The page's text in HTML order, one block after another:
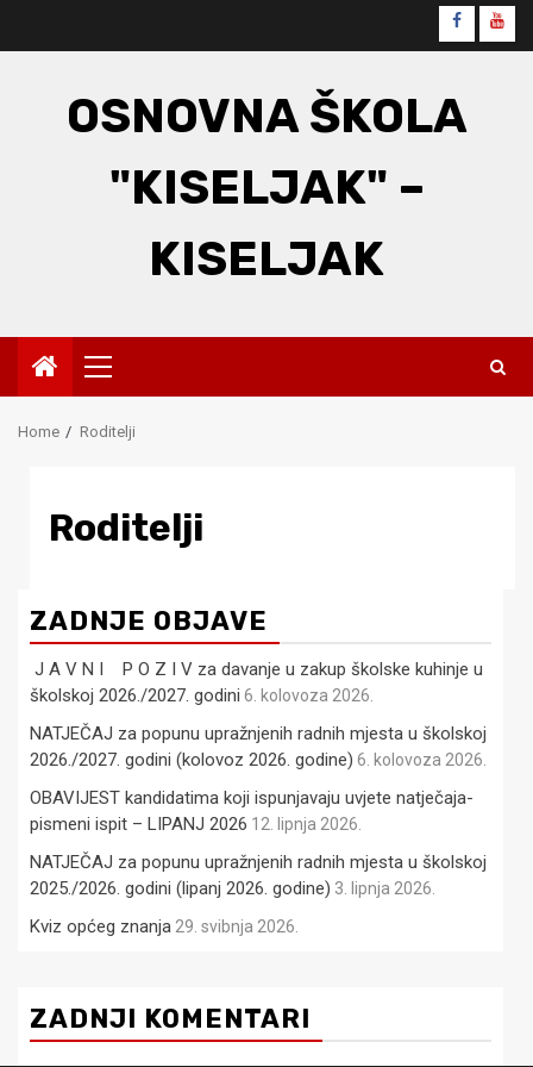
Facebook
OSNOVNA ŠKOLA
"KISELJAK" –
KISELJAK
Primary
Menu
Home Roditelji
Roditelji
ZADNJE OBJAVE
J A V N I P O Z I V za davanje u zakup školske kuhinje u
školskoj 2026./2027. godini 6. kolovoza 2026.
NATJEČAJ za popunu upražnjenih radnih mjesta u školskoj
2026./2027. godini (kolovoz 2026. godine) 6. kolovoza 2026.
OBAVIJEST kandidatima koji ispunjavaju uvjete natječaja-
pismeni ispit – LIPANJ 2026 12. lipnja 2026.
NATJEČAJ za popunu upražnjenih radnih mjesta u školskoj
2025./2026. godini (lipanj 2026. godine) 3. lipnja 2026.
Kviz općeg znanja 29. svibnja 2026.
ZADNJI KOMENTARI